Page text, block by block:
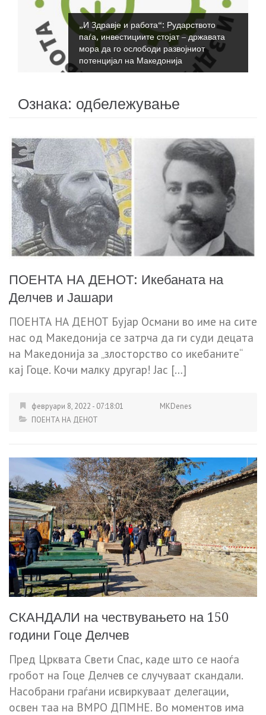
„И Здравје и работа“: Рударството
паѓа, инвестициите стојат – државата
мора да го ослободи развојниот
потенцијал на Македонија
Ознака: одбележување
ПОЕНТА НА ДЕНОТ: Икебаната на
Делчев и Јашари
ПОЕНТА НА ДЕНОТ Бујар Османи во име на сите
нас од Македонија се затрча да ги суди децата
на Македонија за „злосторство со икебаните“
кај Гоце. Кочи малку другар! Јас […]
февруари 8, 2022 - 07:18:01
MKDenes
ПОЕНТА НА ДЕНОТ
СКАНДАЛИ на чествувањето на 150
години Гоце Делчев
Пред Црквата Свети Спас, каде што се наоѓа
гробот на Гоце Делчев се случуваат скандали.
Насобрани граѓани исвиркуваат делегации,
освен таа на ВМРО ДПМНЕ. Во моментов има